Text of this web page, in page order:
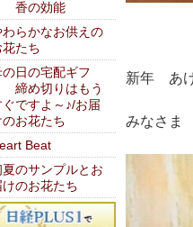
新年 あ
みなさま
香の効能
わらかなお供えの
花たち
の日の宅配ギフ
締め切りはもう
ぐですよ～♪/お届
のお花たち
Beat
夏のサンプルとお
けのお花たち